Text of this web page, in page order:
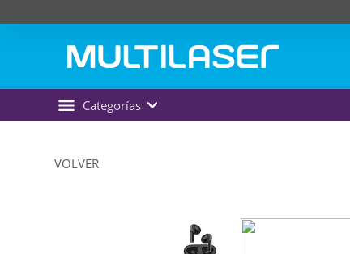
Categorías
VOLVER